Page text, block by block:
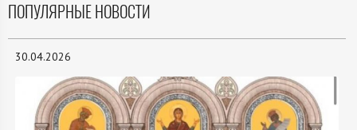
ПОПУЛЯРНЫЕ НОВОСТИ
30.04.2026